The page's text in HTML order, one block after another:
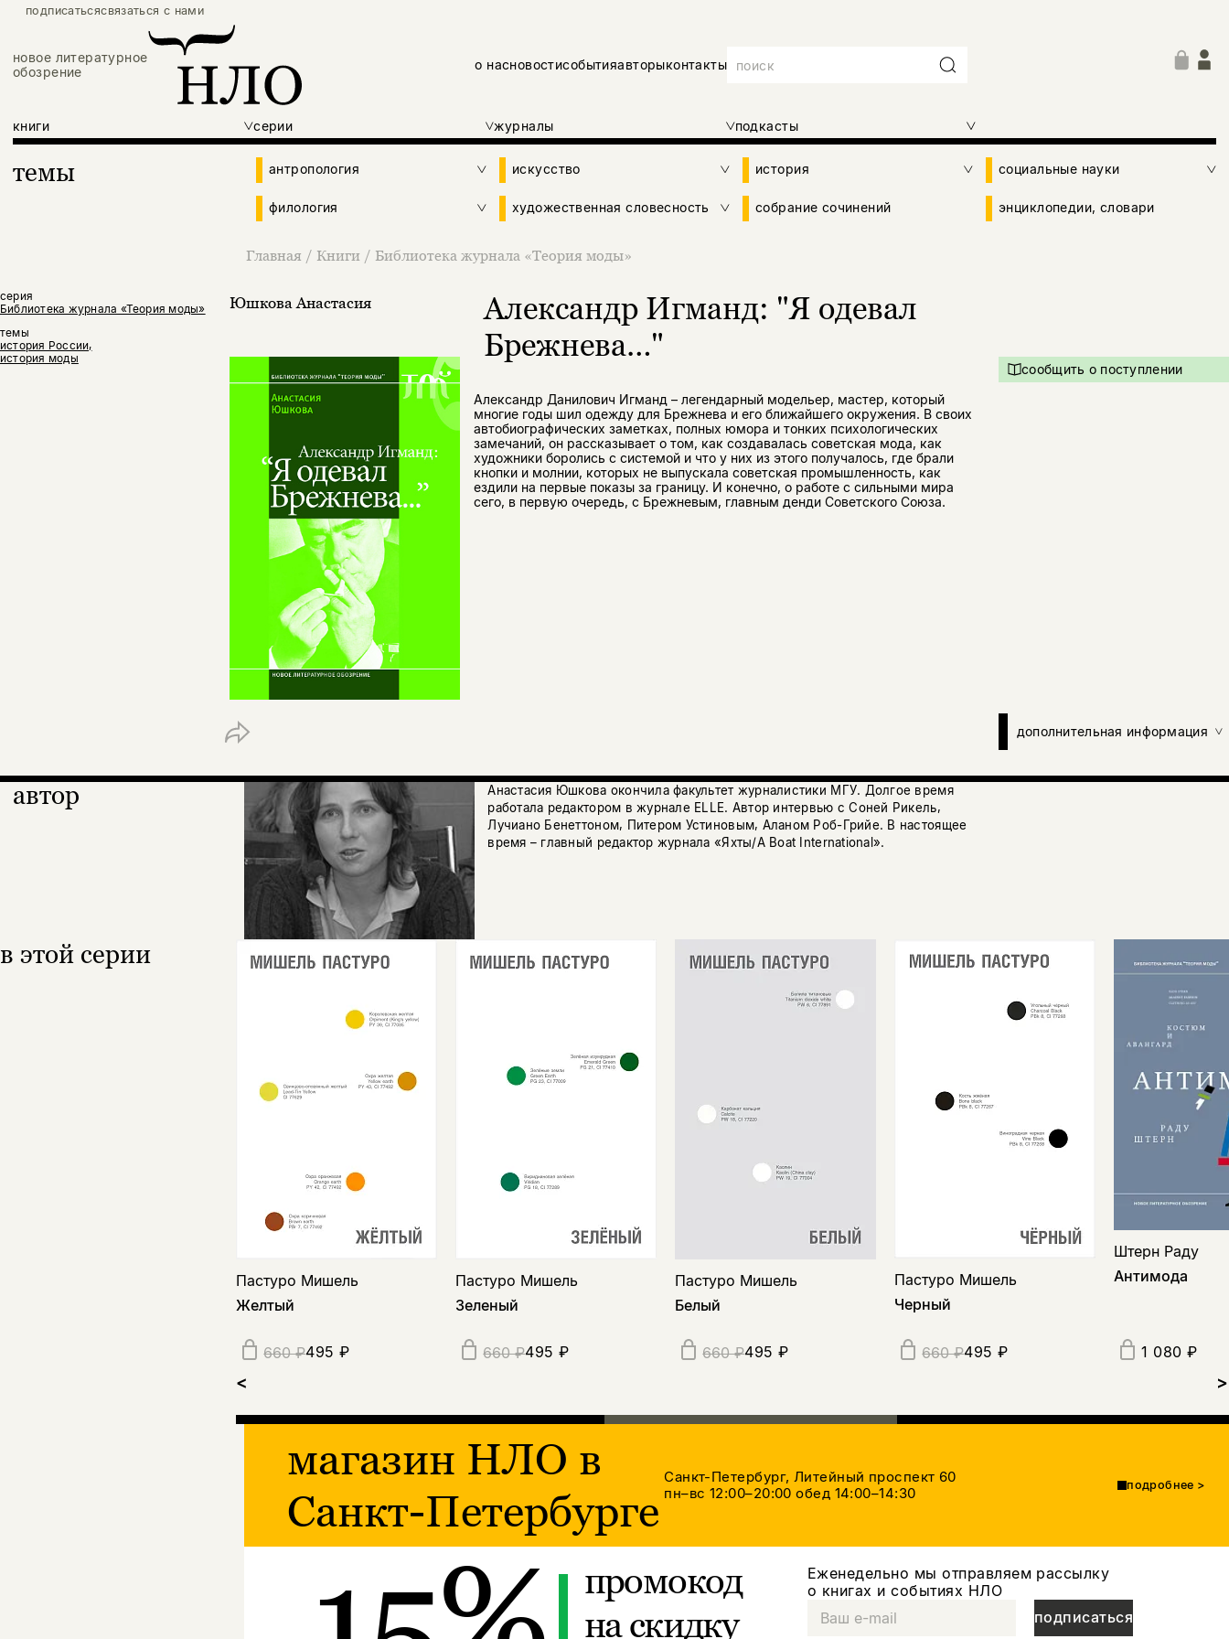
подписатьсясвязаться с нами
новое литературное
обозрение
о насновостисобытияавторыконтакты
книги серии журналы подкасты
темы антропология искусство история социальные науки
филология художественная словесность собрание сочинений энциклопедии, словари
Главная / Книги / Библиотека журнала «Теория моды»
серия
Библиотека журнала «Теория моды»
темы
история России,
история моды
Юшкова Анастасия
Александр Игманд: "Я одевал
Брежнева…"
Александр Данилович Игманд – легендарный модельер, мастер, который
многие годы шил одежду для Брежнева и его ближайшего окружения. В своих
автобиографических заметках, полных юмора и тонких психологических
замечаний, он рассказывает о том, как создавалась советская мода, как
художники боролись с системой и что у них из этого получалось, где брали
кнопки и молнии, которых не выпускала советская промышленность, как
ездили на первые показы за границу. И конечно, о работе с сильными мира
сего, в первую очередь, с Брежневым, главным денди Советского Союза.
сообщить о поступлении
дополнительная информация
автор
Анастасия Юшкова окончила факультет журналистики МГУ. Долгое время
работала редактором в журнале ELLE. Автор интервью с Соней Рикель,
Лучиано Бенеттоном, Питером Устиновым, Аланом Роб-Грийе. В настоящее
время – главный редактор журнала «Яхты/A Boat International».
в этой серии
Пастуро Мишель
Желтый
660 ₽495 ₽
Пастуро Мишель
Зеленый
660 ₽495 ₽
Пастуро Мишель
Белый
660 ₽495 ₽
Пастуро Мишель
Черный
660 ₽495 ₽
Штерн Раду
Антимода
1 080 ₽
< >
магазин НЛО в
Санкт-Петербурге
Санкт-Петербург, Литейный проспект 60
пн–вс 12:00–20:00обед 14:00–14:30 подробнее >
промокод
на скидку
Еженедельно мы отправляем рассылку
о книгах и событиях НЛО
подписаться